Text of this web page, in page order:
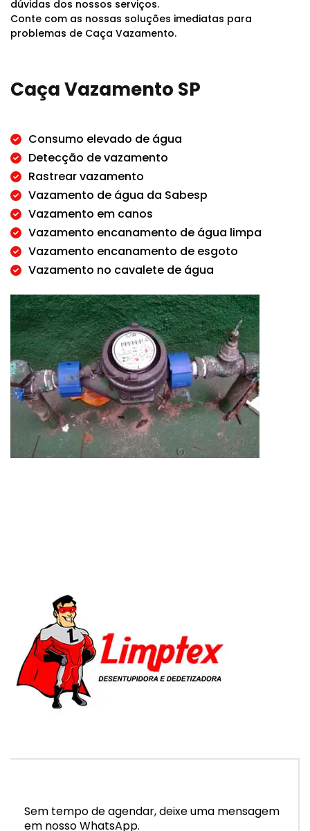
dúvidas dos nossos serviços.
Conte com as nossas soluções imediatas para
problemas de Caça Vazamento.
Caça Vazamento SP
Consumo elevado de água
Detecção de vazamento
Rastrear vazamento
Vazamento de água da Sabesp
Vazamento em canos
Vazamento encanamento de água limpa
Vazamento encanamento de esgoto
Vazamento no cavalete de água
Sem tempo de agendar, deixe uma mensagem
em nosso WhatsApp.